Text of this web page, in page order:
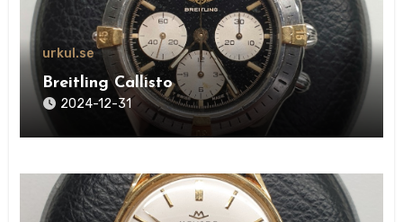
urkul.se
Breitling Callisto
2024-12-31